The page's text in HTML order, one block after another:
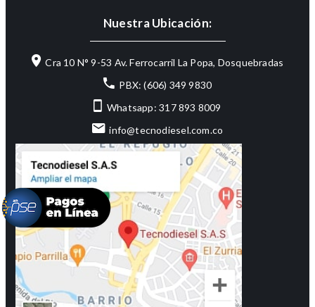
Nuestra Ubicación:
Cra 10 N° 9-53 Av. Ferrocarril La Popa, Dosquebradas
PBX: (606) 349 9830
Whatsapp: 317 893 8009
info@tecnodiesel.com.co